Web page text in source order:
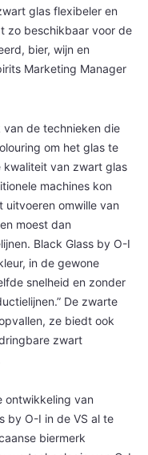
glas flexibeler en
zo beschikbaar voor de
bier, wijn en
Marketing Manager
van de technieken die
om het glas te
kwaliteit van zwart glas
machines kon
uitvoeren omwille van
moest dan
Black Glass by O-I
in de gewone
snelheid en zonder
De zwarte
ze biedt ook
zwart
ontwikkeling van
by O-I in de VS al te
biermerk